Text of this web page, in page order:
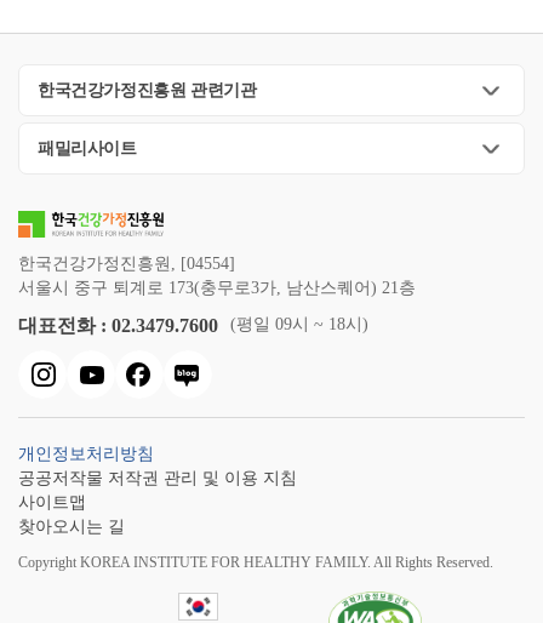
한국건강가정진흥원 관련기관
패밀리사이트
한국건강가정진흥원, [04554]
서울시 중구 퇴계로 173(충무로3가, 남산스퀘어) 21층
대표전화 : 02.3479.7600 (평일 09시 ~ 18시)
개인정보처리방침
공공저작물 저작권 관리 및 이용 지침
사이트맵
찾아오시는 길
Copyright KOREA INSTITUTE FOR HEALTHY FAMILY. All Rights Reserved.